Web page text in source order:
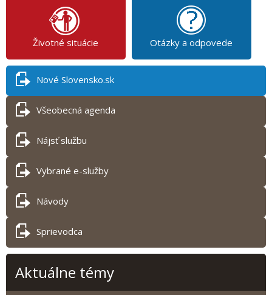
Životné situácie Otázky a odpovede
Nové Slovensko.sk
Všeobecná agenda
Nájsť službu
Vybrané e-služby
Návody
Sprievodca
Aktuálne témy